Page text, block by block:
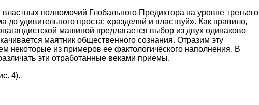
полномочий Глобального Предиктора на уровне третьего
до удивительного проста: «разделяй и властвуй». Как правило,
машиной предлагается выбор из двух одинаково
маятник общественного сознания. Отразим эту
некоторые из примеров ее фактологического наполнения. В
эти отработанные веками приемы.
4).